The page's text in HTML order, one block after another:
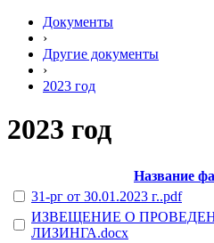
Документы
›
Другие документы
›
2023 год
2023 год
Название
31-рг от 30.01.2023 г..pdf
ИЗВЕЩЕНИЕ О
ЛИЗИНГА.docx